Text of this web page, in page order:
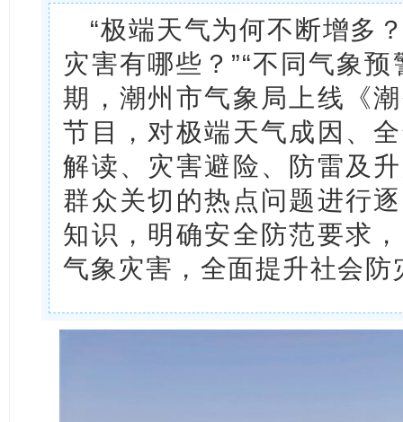
“极端天气为何不断增多
灾害有哪些？”“不同气象
期，潮州市气象局上线《
节目，对极端天气成因、
解读、灾害避险、防雷及
群众关切的热点问题进行
知识，明确安全防范要求
气象灾害，全面提升社会